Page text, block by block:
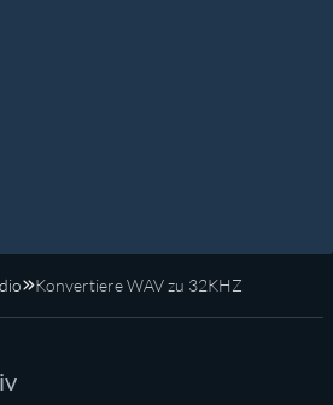
Konvertiere WAV zu 32KHZ